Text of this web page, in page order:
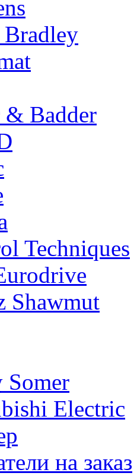
Badder
Techniques
Shawmut
Somer
Electric
на заказ